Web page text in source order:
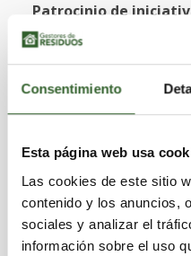
Consentimiento
Esta página web usa
Las cookies de este sitio
contenido y los anuncios,
sociales y analizar el
información sobre el uso
Patrocinio de
limpieza voluntaria
línea de patrocinio de
público tales como
paraguas se
contenedores, bolsas,
colectivos ciudadanos